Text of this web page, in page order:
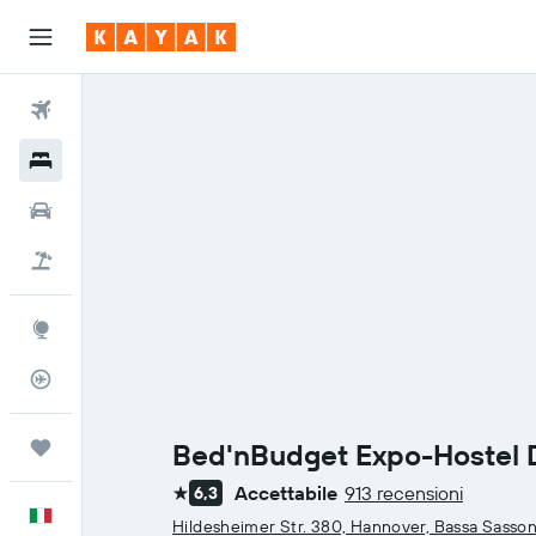
Bed'nBudget Expo-Hostel
1 stella
6,3 Accettabile 913 recensioni
Hildesheimer Str. 380, Hannover, Bassa